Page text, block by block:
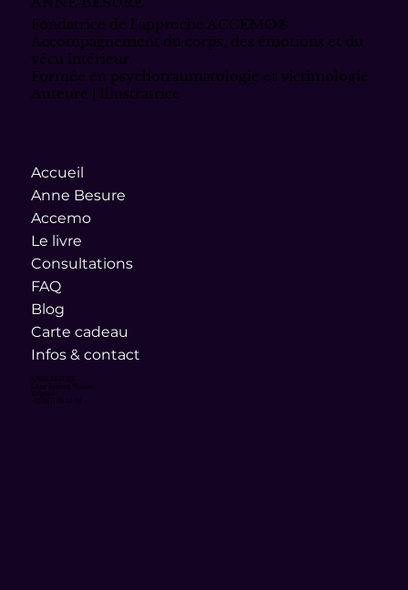
Fondatrice de l’approche ACCEMO®
Accompagnement du corps, des émotions et du
vécu intérieur
Formée en psychotraumatologie et victimologie
Auteure | Illustratrice
Accueil
Anne Besure
Accemo
Le livre
Consultations
FAQ
Blog
Carte cadeau
Infos & contact
ANNE BESURE
Lasne Brabant Wallon
+32 0471 05 44 98